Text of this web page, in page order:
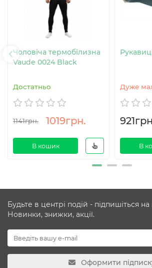
Чоловіча термобілизна
Vaude 0024 Black
Достатньо
1141грн. 1019грн.
В кошик
Дуже
В
Будьте в центрі подій - підпишіться
Новинки, знижки, акції.
Оформити